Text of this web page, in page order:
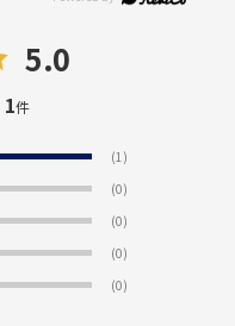
5.0
1件
(1)
(0)
(0)
(0)
(0)